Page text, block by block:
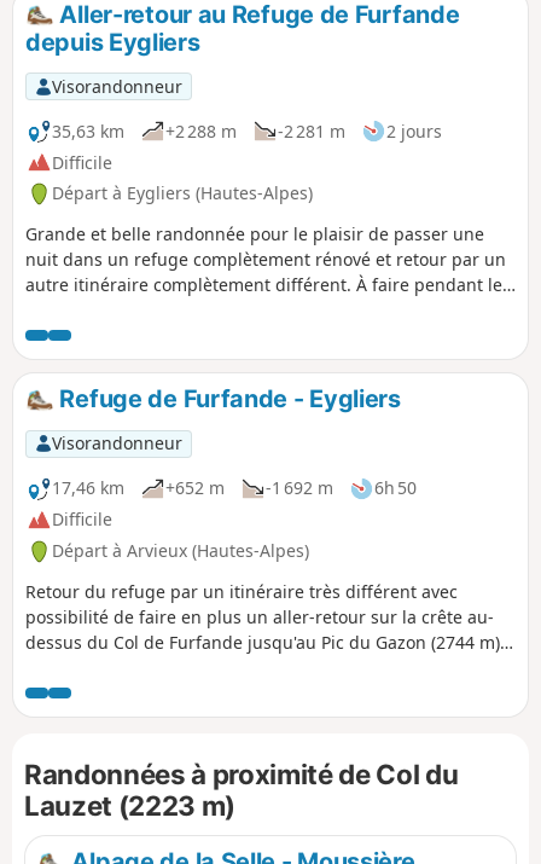
p
Aller-retour au Refuge de Furfande
depuis Eygliers
Visorandonneur
35,63 km
+2 288 m -2 281 m
2 jours
Difficile
Départ à Eygliers (Hautes-Alpes)
Grande et belle randonnée pour le plaisir de passer une
nuit dans un refuge complètement rénové et retour par un
autre itinéraire complètement différent. À faire pendant les
mois d'Août, je pense.
Refuge de Furfande - Eygliers
Visorandonneur
17,46 km
+652 m -1 692 m
6h 50
Difficile
Départ à Arvieux (Hautes-Alpes)
Retour du refuge par un itinéraire très différent avec
possibilité de faire en plus un aller-retour sur la crête au-
dessus du Col de Furfande jusqu'au Pic du Gazon (2744 m).
Randonnées à proximité de Col du
Lauzet (2223 m)